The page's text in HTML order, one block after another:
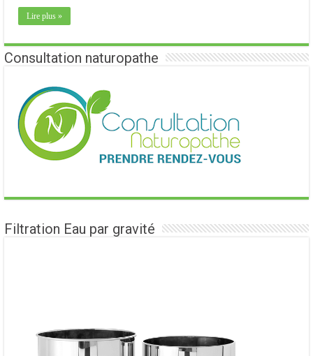
Lire plus »
Consultation naturopathe
Filtration Eau par gravité